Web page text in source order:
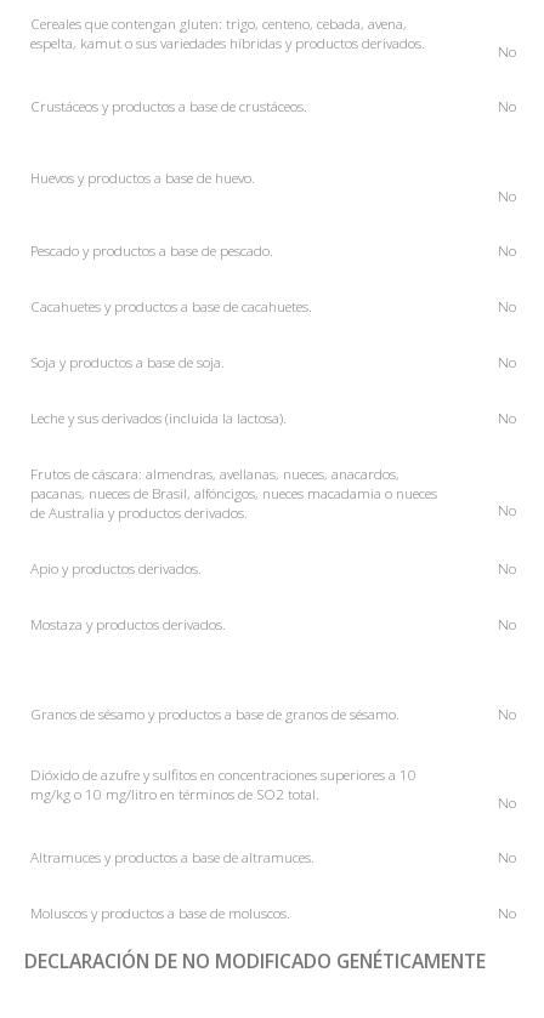
Cereales que contengan gluten: trigo, centeno, cebada, avena,
espelta, kamut o sus variedades híbridas y productos derivados.
No
Crustáceos y productos a base de crustáceos. No
Huevos y productos a base de huevo.
No
Pescado y productos a base de pescado. No
Cacahuetes y productos a base de cacahuetes. No
Soja y productos a base de soja. No
Leche y sus derivados (incluida la lactosa). No
Frutos de cáscara: almendras, avellanas, nueces, anacardos,
pacanas, nueces de Brasil, alfóncigos, nueces macadamia o nueces
de Australia y productos derivados.
No
Apioy productos derivados. No
Mostaza y productos derivados. No
Granos de sésamo y productos a base de granos de sésamo. No
Dióxido de azufre y sulfitos en concentraciones superiores a 10
mg/kg o 10 mg/litro en términos de SO2 total.
No
Altramuces y productos a base de altramuces. No
Moluscos y productos a base de moluscos. No
DECLARACIÓN DE NO MODIFICADO GENÉTICAMENTE